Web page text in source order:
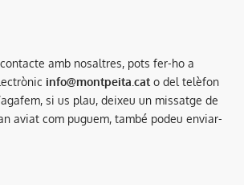
amb nosaltres, pots fer-ho a
info@montpeita.cat o del telèfon
si us plau, deixeu un missatge de
aviat com puguem, també podeu enviar-